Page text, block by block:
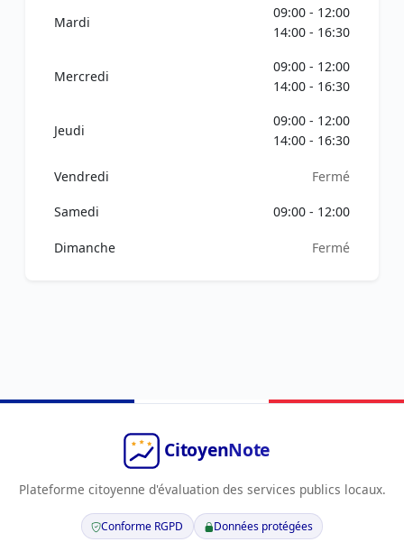
Mardi
09:00 - 12:00
14:00 - 16:30
Mercredi
09:00 - 12:00
14:00 - 16:30
Jeudi
09:00 - 12:00
14:00 - 16:30
Vendredi Fermé
Samedi 09:00 - 12:00
Dimanche Fermé
Plateforme citoyenne d'évaluation des services publics locaux.
Conforme RGPD Données protégées